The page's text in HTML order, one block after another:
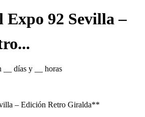
92 Sevilla –
días y
horas
– Edición Retro Giralda**